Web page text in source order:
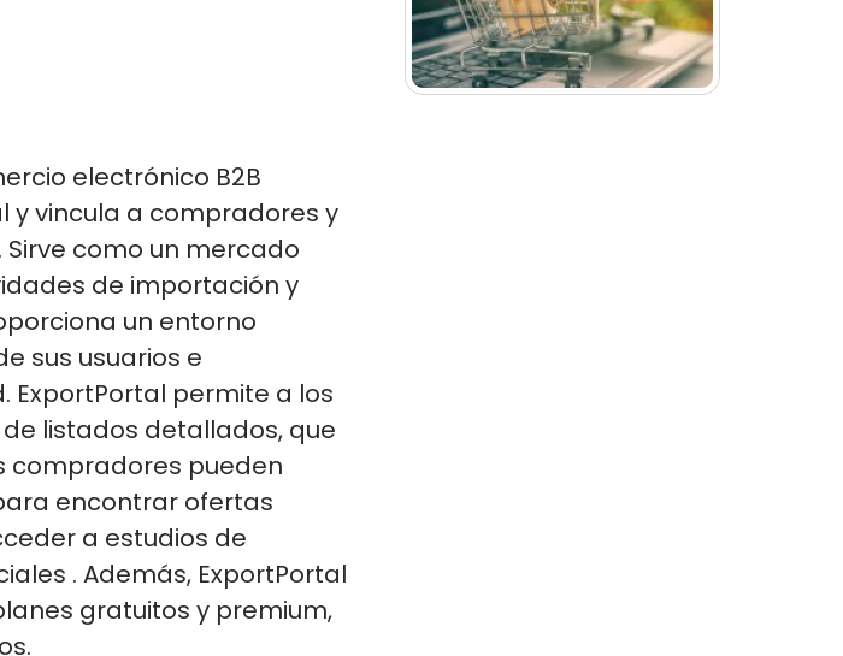
electrónico B2B
yvincula a compradores y
. Sirve como un mercado
de importación y
un entorno
sus usuarios e
ExportPortal permite a los
listados detallados, que
compradores pueden
encontrar ofertas
a estudios de
. Además, ExportPortal
gratuitos y premium,